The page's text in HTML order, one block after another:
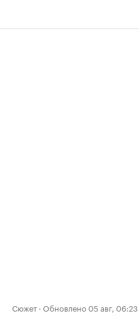
Сюжет · Обновлено 05 авг, 06:23